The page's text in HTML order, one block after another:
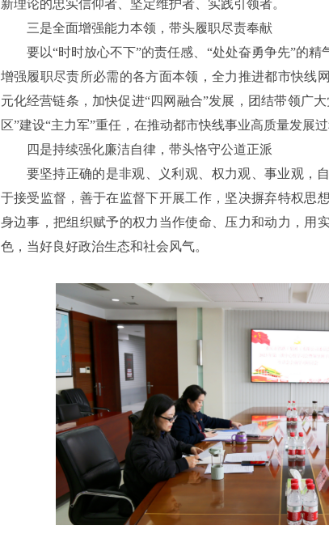
新理论的忠实信仰者、坚定维护者、实践引领者。
三是全面增强能力本领，带头履职尽责奉献
要以“时时放心不下”的责任感、“处处奋勇争先”的
增强履职尽责所必需的各方面本领，全力推进都市快线
元化经营链条，加快促进“四网融合”发展，团结带领广
区”建设“主力军”重任，在推动都市快线事业高质量发展
四是持续强化廉洁自律，带头恪守公道正派
要坚持正确的是非观、义利观、权力观、事业观，
于接受监督，善于在监督下开展工作，坚决摒弃特权思
身边事，把组织赋予的权力当作使命、压力和动力，用
色，当好良好政治生态和社会风气。